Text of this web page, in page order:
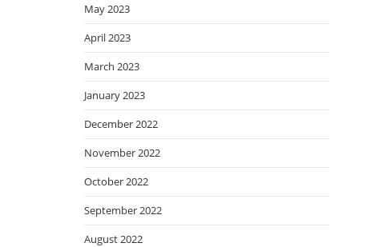
May 2023
April 2023
March 2023
January 2023
December 2022
November 2022
October 2022
September 2022
August 2022